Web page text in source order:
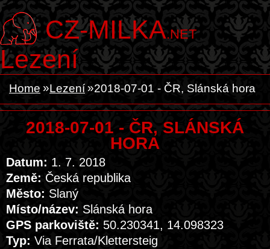
CZ-MILKA.NET
Lezení
Home Lezení 2018-07-01 - ČR, Slánská hora
2018-07-01 - ČR, SLÁNSKÁ
HORA
Datum: 1. 7. 2018
Země: Česká republika
Město: Slaný
Místo/název: Slánská hora
GPS parkoviště: 50.230341, 14.098323
Typ: Via Ferrata/Klettersteig